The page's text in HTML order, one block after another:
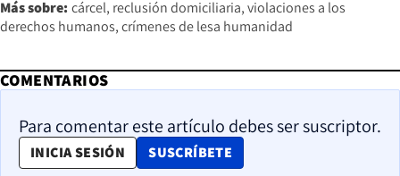
Más sobre: cárcel reclusión domiciliaria violaciones a los
derechos humanos crímenes de lesa humanidad
COMENTARIOS
Para comentar este artículo debes ser suscriptor.
INICIA SESIÓN SUSCRÍBETE
OPENS IN NEW WINDOW